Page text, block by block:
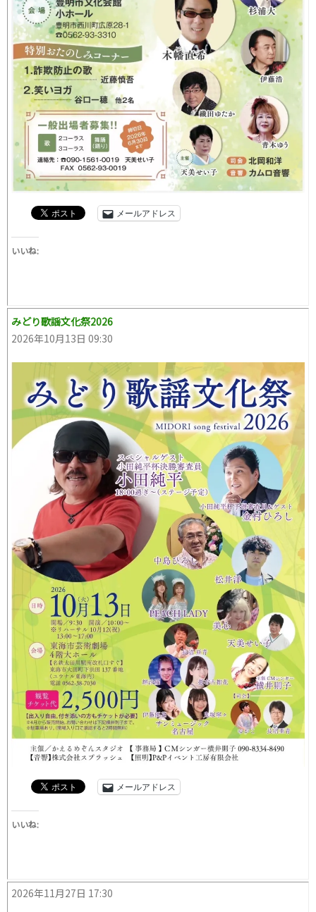
メールアドレス
いいね:
みどり歌謡文化祭2026
2026年10月13日 09:30
メールアドレス
いいね:
2026年11月27日 17:30